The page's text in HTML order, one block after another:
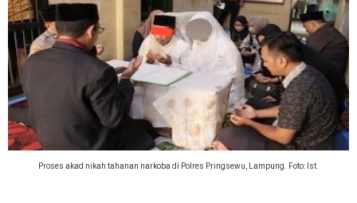
Proses akad nikah tahanan narkoba di Polres Pringsewu, Lampung. Foto: Ist.